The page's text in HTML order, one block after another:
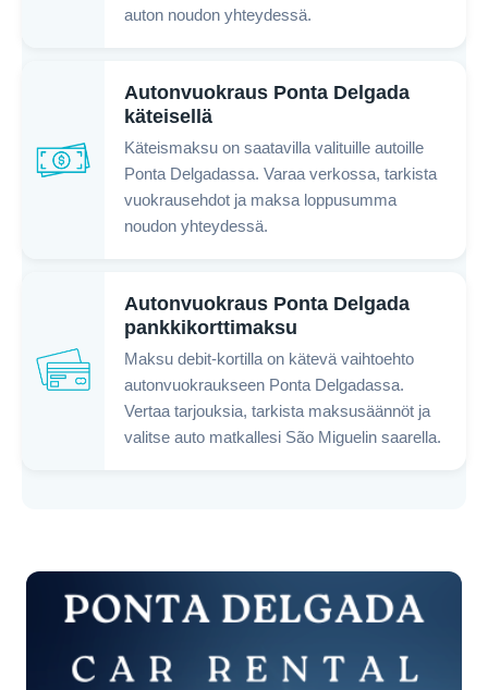
auton noudon yhteydessä.
Autonvuokraus Ponta Delgada
käteisellä
Käteismaksu on saatavilla valituille autoille
Ponta Delgadassa. Varaa verkossa, tarkista
vuokrausehdot ja maksa loppusumma
noudon yhteydessä.
Autonvuokraus Ponta Delgada
pankkikorttimaksu
Maksu debit-kortilla on kätevä vaihtoehto
autonvuokraukseen Ponta Delgadassa.
Vertaa tarjouksia, tarkista maksusäännöt ja
valitse auto matkallesi São Miguelin saarella.